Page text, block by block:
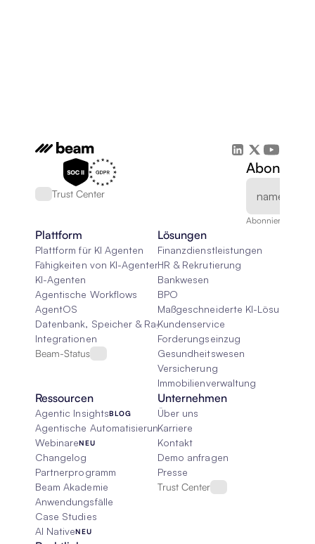
Trust Center
Abonnieren Sie
Plattform
Plattform für KI Agenten
Fähigkeiten von KI-Agenten
KI-Agenten
Agentische Workflows
AgentOS
Datenbank, Speicher & Rag
Integrationen
Beam-Status
Lösungen
Finanzdienstleistungen
HR & Rekrutierung
Bankwesen
BPO
Maßgeschneiderte KI-Lösungen
Kundenservice
Forderungseinzug
Gesundheitswesen
Versicherung
Immobilienverwaltung
Ressourcen
Agentic InsightsBLOG
Agentische Automatisierung 101
WebinareNEU
Changelog
Partnerprogramm
Beam Akademie
Anwendungsfälle
Case Studies
AI NativeNEU
Unternehmen
Über uns
Karriere
Kontakt
Demo anfragen
Presse
Trust Center